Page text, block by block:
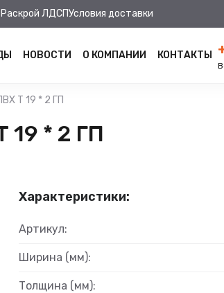
Раскрой ЛДСПУсловия доставки
НОВОСТИ О КОМПАНИИ КОНТАКТЫ
Т 19 * 2 ГП
* 2 ГП
Характеристики:
Артикул:
Ширина (мм):
Толщина (мм):